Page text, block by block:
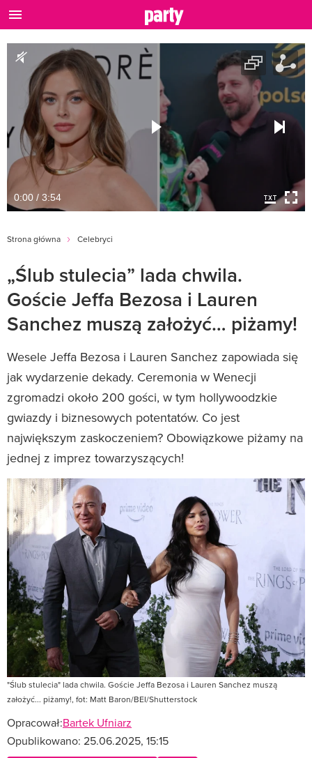
0:00 / 3:54
Strona główna Celebryci
„Ślub stulecia” lada chwila.
Goście Jeffa Bezosa i Lauren
Sanchez muszą założyć… piżamy!
Wesele Jeffa Bezosa i Lauren Sanchez zapowiada się
jak wydarzenie dekady. Ceremonia w Wenecji
zgromadzi około 200 gości, w tym hollywoodzkie
gwiazdy i biznesowych potentatów. Co jest
największym zaskoczeniem? Obowiązkowe piżamy na
jednej z imprez towarzyszących!
"Ślub stulecia" lada chwila. Goście Jeffa Bezosa i Lauren Sanchez muszą
założyć... piżamy!, fot: Matt Baron/BEI/Shutterstock
Opracował:Bartek Ufniarz
Opublikowano: 25.06.2025, 15:15